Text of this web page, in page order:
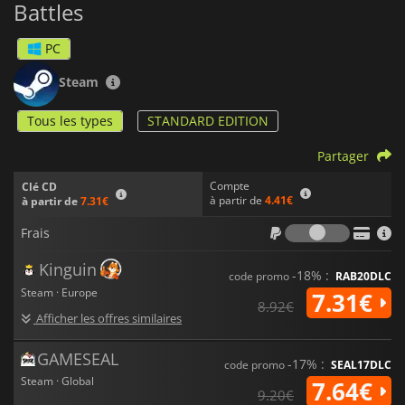
et d'amusement, ce qui en fait un choix passionnant pour les
fans du genre.
Battles
PC
Steam
Tous les types STANDARD EDITION
Clé CD
à partir de7.31€
Compte
à partir de 4.41€
Partager
Frais
Frais
Kinguin
Steam · Europe
Afficher les offres similaires
code promo-18% : RAB20DLC
8.92€ 7.31€
GAMESEAL
Steam · Global
code promo-17% : SEAL17DLC
9.20€ 7.64€